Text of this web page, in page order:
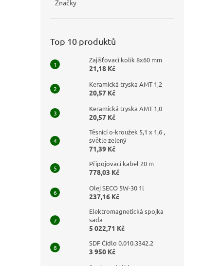
Značky
Top 10 produktů
Zajišťovací kolík 8x60 mm
21,18 Kč
Keramická tryska AMT 1,2
20,57 Kč
Keramická tryska AMT 1,0
20,57 Kč
Těsnící o-kroužek 5,1 x 1,6 ,
světle zelený
71,39 Kč
Připojovací kabel 20 m
778,03 Kč
Olej SECO 5W-30 1l
237,16 Kč
Elektromagnetická spojka
sada
5 022,71 Kč
SDF Čidlo 0.010.3342.2
3 950 Kč